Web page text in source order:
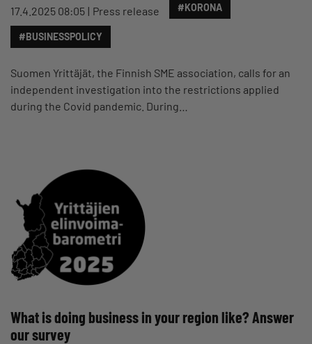
17.4.2025 08:05 Press release #KORONA
#BUSINESSPOLICY
Suomen Yrittäjät, the Finnish SME association, calls for an
independent investigation into the restrictions applied
during the Covid pandemic. During…
What is doing business in your region like? Answer
our survey